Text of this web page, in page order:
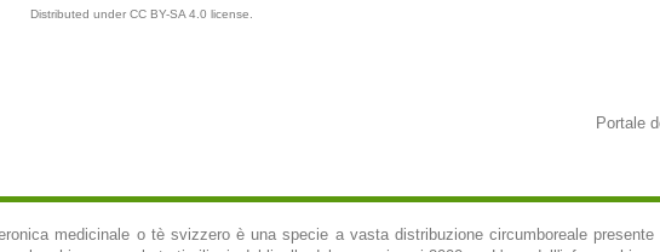
Distributed under CC BY-SA 4.0 license.
Portale
medicinale o tè svizzero è una specie a vasta distribuzione circumboreale